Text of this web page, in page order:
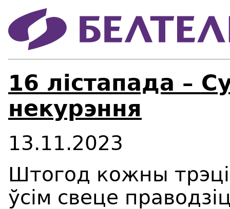
16 лістапада –
некурэння
13.11.2023
Штогод кожны
ўсім свеце